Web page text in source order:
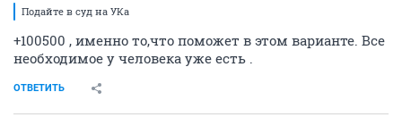
Подайте в суд на УКа
+100500 , именно то,что поможет в этом варианте. Все
необходимое у человека уже есть .
ОТВЕТИТЬ